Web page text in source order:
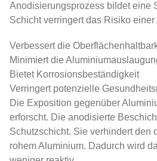
Anodisierungsprozess bildet eine
Schicht verringert das Risiko
Verbessert die
Minimiert die
Bietet Korrosionsbeständigkeit
Verringert potenzielle
Die Exposition gegenüber
erforscht. Die anodisierte
Schutzschicht. Sie verhindert den
rohem Aluminium. Dadurch wird